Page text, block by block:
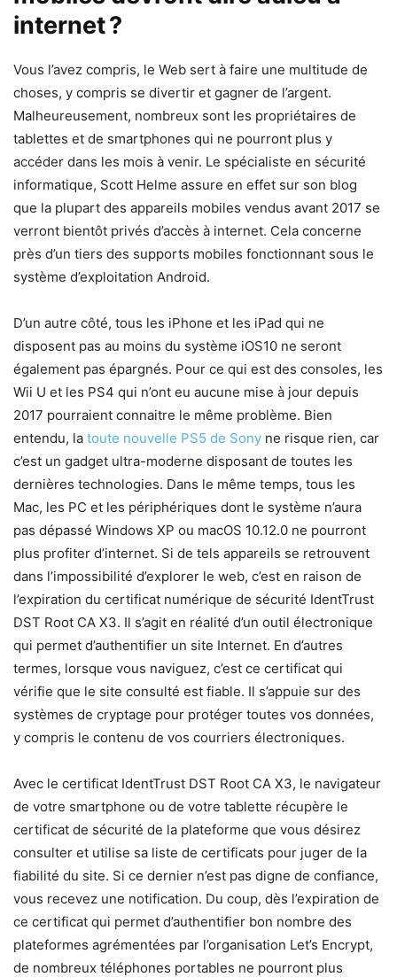
internet ?
Vous l’avez compris, le Web sert à faire une multitude de
choses, y compris se divertir et gagner de l’argent.
Malheureusement, nombreux sont les propriétaires de
tablettes et de smartphones qui ne pourront plus y
accéder dans les mois à venir. Le spécialiste en sécurité
informatique, Scott Helme assure en effet sur son blog
que la plupart des appareils mobiles vendus avant 2017 se
verront bientôt privés d’accès à internet. Cela concerne
près d’un tiers des supports mobiles fonctionnant sous le
système d’exploitation Android.
D’un autre côté, tous les iPhone et les iPad qui ne
disposent pas au moins du système iOS10 ne seront
également pas épargnés. Pour ce qui est des consoles, les
Wii U et les PS4 qui n’ont eu aucune mise à jour depuis
2017 pourraient connaitre le même problème. Bien
entendu, la toute nouvelle PS5 de Sony ne risque rien, car
c’est un gadget ultra-moderne disposant de toutes les
dernières technologies. Dans le même temps, tous les
Mac, les PC et les périphériques dont le système n’aura
pas dépassé Windows XP ou macOS 10.12.0 ne pourront
plus profiter d’internet. Si de tels appareils se retrouvent
dans l’impossibilité d’explorer le web, c’est en raison de
l’expiration du certificat numérique de sécurité IdentTrust
DST Root CA X3. Il s’agit en réalité d’un outil électronique
qui permet d’authentifier un site Internet. En d’autres
termes, lorsque vous naviguez, c’est ce certificat qui
vérifie que le site consulté est fiable. Il s’appuie sur des
systèmes de cryptage pour protéger toutes vos données,
y compris le contenu de vos courriers électroniques.
Avec le certificat IdentTrust DST Root CA X3, le navigateur
de votre smartphone ou de votre tablette récupère le
certificat de sécurité de la plateforme que vous désirez
consulter et utilise sa liste de certificats pour juger de la
fiabilité du site. Si ce dernier n’est pas digne de confiance,
vous recevez une notification. Du coup, dès l’expiration de
ce certificat qui permet d’authentifier bon nombre des
plateformes agrémentées par l’organisation Let’s Encrypt,
de nombreux téléphones portables ne pourront plus